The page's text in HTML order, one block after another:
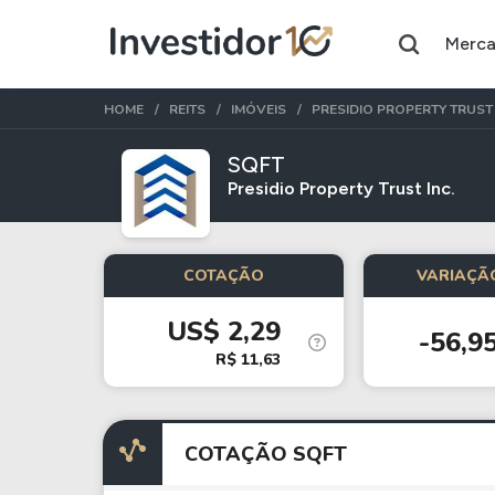
Assuntos do momento
Índice
Ibovespa
Ação
Ambev
HGLG11
HOME REITS IMÓVEIS PRESIDIO PROPERTY TRUST
SQFT
Presidio Property Trust Inc.
COTAÇÃO
US$ 2,29
R$ 11,63 -
COTAÇÃO SQFT